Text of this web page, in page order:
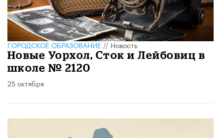
ГОРОДСКОЕ ОБРАЗОВАНИЕ//Новость
Новые Уорхол, Сток и Лейбовиц в
школе № 2120
25 октября